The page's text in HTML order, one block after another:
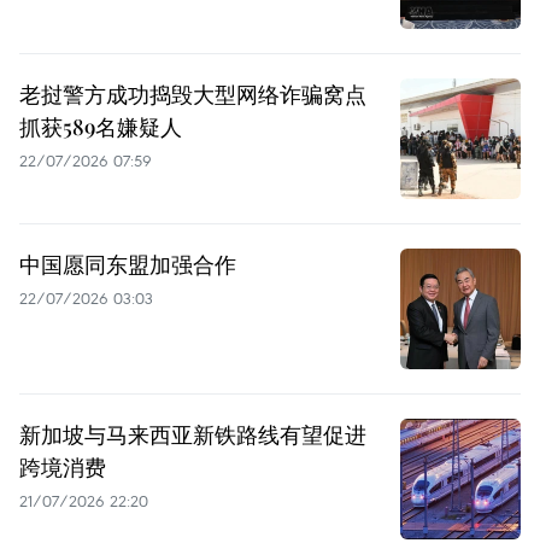
老挝警方成功捣毁大型网络诈骗窝点
抓获589名嫌疑人
22/07/2026 07:59
中国愿同东盟加强合作
22/07/2026 03:03
新加坡与马来西亚新铁路线有望促进
跨境消费
21/07/2026 22:20